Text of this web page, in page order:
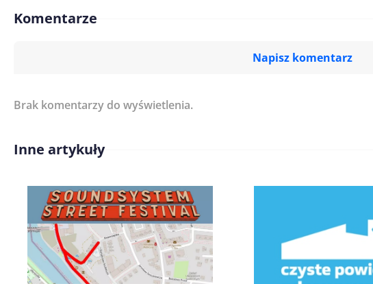
Komentarze
Napisz komentarz
Imię/ Nick*
Brak komentarzy do wyświetlenia.
Inne artykuły